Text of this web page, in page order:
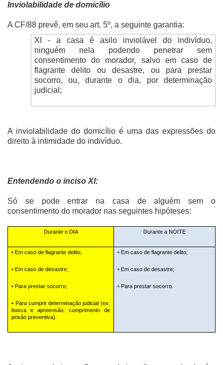
Inviolabilidade de domicílio
A CF/88 prevê, em seu art. 5º, a seguinte garantia:
XI - a casa é asilo inviolável do indivíduo,
ninguém nela podendo penetrar sem
consentimento do morador, salvo em caso de
flagrante delito ou desastre, ou para prestar
socorro, ou, durante o dia, por determinação
judicial;
A inviolabilidade do domicílio é uma das expressões do
direito à intimidade do indivíduo.
Entendendo o inciso XI:
Só se pode entrar na casa de alguém sem o
consentimento do morador nas seguintes hipóteses:
Durante o DIA Durante a NOITE
• Em caso de flagrante delito;
• Em caso de desastre;
• Para prestar socorro;
• Para cumprir determinação judicial (ex:
busca e apreensão; cumprimento de
prisão preventiva).
• Em caso de flagrante delito;
• Em caso de desastre;
• Para prestar socorro.